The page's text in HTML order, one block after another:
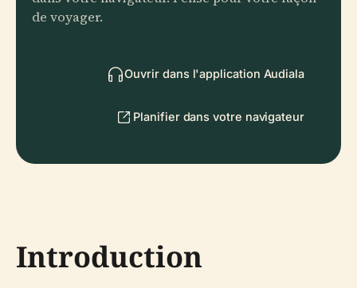
de voyager.
Ouvrir dans l'application Audiala
Planifier dans votre navigateur
Introduction